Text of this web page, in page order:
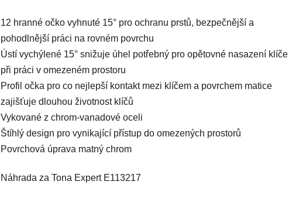
12 hranné očko vyhnuté 15° pro ochranu prstů, bezpečnější a
pohodlnější práci na rovném povrchu
Ústí vychýlené 15° snižuje úhel potřebný pro opětovné nasazení klíče
při práci v omezeném prostoru
Profil očka pro co nejlepší kontakt mezi klíčem a povrchem matice
zajišťuje dlouhou životnost klíčů
Vykované z chrom-vanadové oceli
Štíhlý design pro vynikající přístup do omezených prostorů
Povrchová úprava matný chrom
Náhrada za Tona Expert E113217